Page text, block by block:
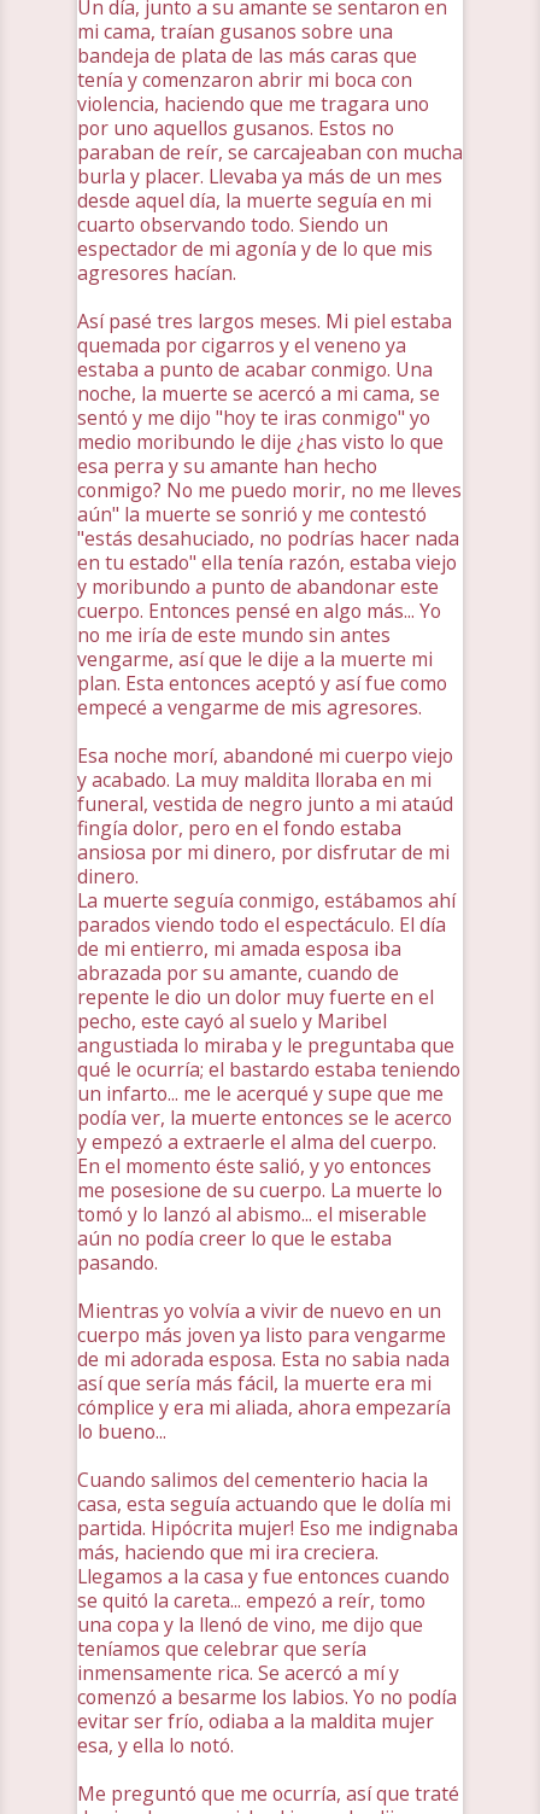
Un día, junto a su amante se sentaron en
mi cama, traían gusanos sobre una
bandeja de plata de las más caras que
tenía y comenzaron abrir mi boca con
violencia, haciendo que me tragara uno
por uno aquellos gusanos. Estos no
paraban de reír, se carcajeaban con mucha
burla y placer. Llevaba ya más de un mes
desde aquel día, la muerte seguía en mi
cuarto observando todo. Siendo un
espectador de mi agonía y de lo que mis
agresores hacían.
Así pasé tres largos meses. Mi piel estaba
quemada por cigarros y el veneno ya
estaba a punto de acabar conmigo. Una
noche, la muerte se acercó a mi cama, se
sentó y me dijo "hoy te iras conmigo" yo
medio moribundo le dije ¿has visto lo que
esa perra y su amante han hecho
conmigo? No me puedo morir, no me lleves
aún" la muerte se sonrió y me contestó
"estás desahuciado, no podrías hacer nada
en tu estado" ella tenía razón, estaba viejo
y moribundo a punto de abandonar este
cuerpo. Entonces pensé en algo más... Yo
no me iría de este mundo sin antes
vengarme, así que le dije a la muerte mi
plan. Esta entonces aceptó y así fue como
empecé a vengarme de mis agresores.
Esa noche morí, abandoné mi cuerpo viejo
y acabado. La muy maldita lloraba en mi
funeral, vestida de negro junto a mi ataúd
fingía dolor, pero en el fondo estaba
ansiosa por mi dinero, por disfrutar de mi
dinero.
La muerte seguía conmigo, estábamos ahí
parados viendo todo el espectáculo. El día
de mi entierro, mi amada esposa iba
abrazada por su amante, cuando de
repente le dio un dolor muy fuerte en el
pecho, este cayó al suelo y Maribel
angustiada lo miraba y le preguntaba que
qué le ocurría; el bastardo estaba teniendo
un infarto... me le acerqué y supe que me
podía ver, la muerte entonces se le acerco
y empezó a extraerle el alma del cuerpo.
En el momento éste salió, y yo entonces
me posesione de su cuerpo. La muerte lo
tomó y lo lanzó al abismo... el miserable
aún no podía creer lo que le estaba
pasando.
Mientras yo volvía a vivir de nuevo en un
cuerpo más joven ya listo para vengarme
de mi adorada esposa. Esta no sabia nada
así que sería más fácil, la muerte era mi
cómplice y era mi aliada, ahora empezaría
lo bueno...
Cuando salimos del cementerio hacia la
casa, esta seguía actuando que le dolía mi
partida. Hipócrita mujer! Eso me indignaba
más, haciendo que mi ira creciera.
Llegamos a la casa y fue entonces cuando
se quitó la careta... empezó a reír, tomo
una copa y la llenó de vino, me dijo que
teníamos que celebrar que sería
inmensamente rica. Se acercó a mí y
comenzó a besarme los labios. Yo no podía
evitar ser frío, odiaba a la maldita mujer
esa, y ella lo notó.
Me preguntó que me ocurría, así que traté